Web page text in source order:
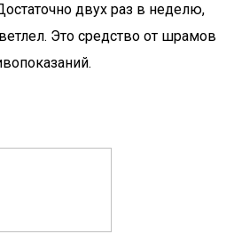
двух раз в неделю,
Это средство от шрамов